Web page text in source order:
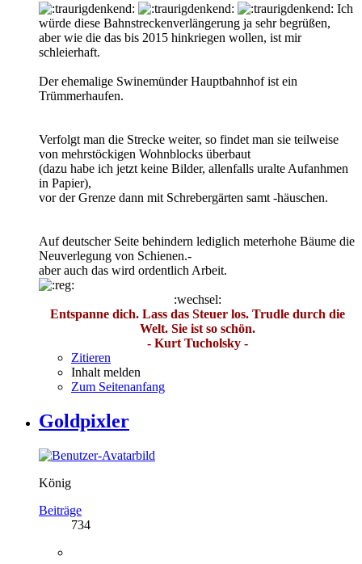
Ich
würde diese Bahnstreckenverlängerung ja sehr begrüßen,
aber wie die das bis 2015 hinkriegen wollen, ist mir
schleierhaft.
Der ehemalige Swinemünder Hauptbahnhof ist ein
Trümmerhaufen.
Verfolgt man die Strecke weiter, so findet man sie teilweise
von mehrstöckigen Wohnblocks überbaut
(dazu habe ich jetzt keine Bilder, allenfalls uralte Aufanhmen
in Papier),
vor der Grenze dann mit Schrebergärten samt -häuschen.
Auf deutscher Seite behindern lediglich meterhohe Bäume die
Neuverlegung von Schienen.-
aber auch das wird ordentlich Arbeit.
:wechsel:
Entspanne dich. Lass das Steuer los. Trudle durch die
Welt. Sie ist so schön.
- Kurt Tucholsky -
Zitieren
Inhalt melden
Zum Seitenanfang
Goldpixler
König
Beiträge
734